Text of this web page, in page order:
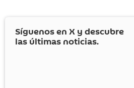
Síguenos en X y descubre
las últimas noticias.